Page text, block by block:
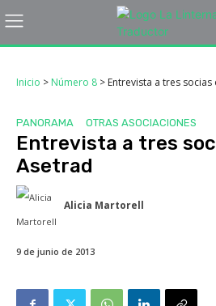
Inicio > Número 8 > Entrevista a tres socias
PANORAMA OTRAS ASOCIACIONES
Entrevista a tres
Asetrad
Alicia Martorell
9 de junio de 2013